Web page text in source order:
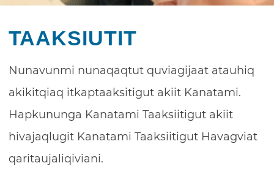
TAAKSIUTIT
Nunavunmi nunaqaqtut quviagijaat atauhiq
akikitqiaq itkaptaaksitigut akiit Kanatami.
Hapkununga Kanatami Taaksiitigut akiit
hivajaqlugit Kanatami Taaksiitigut Havagviat
qaritaujaliqiviani.
TAAKSIUTIT